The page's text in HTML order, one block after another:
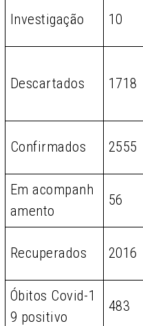
Investigação 10
Descartados 1718
Confirmados 2555
Em acompanh
amento
56
Recuperados 2016
Óbitos Covid-1
9 positivo
483